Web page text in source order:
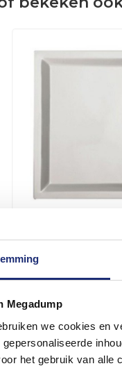
Megadump
we cookies en
het gebruik van alle
Plieger Liberty
Vierkant